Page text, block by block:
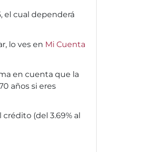
el cual dependerá
lo ves en Mi Cuenta
en cuenta que la
años si eres
(del 3.69% al